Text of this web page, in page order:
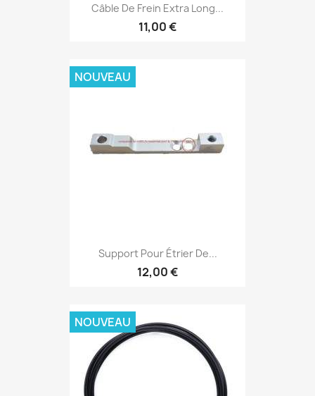
Câble De Frein Extra Long...
11,00 €
Support Pour Étrier De...
12,00 €
NOUVEAU
NOUVEAU